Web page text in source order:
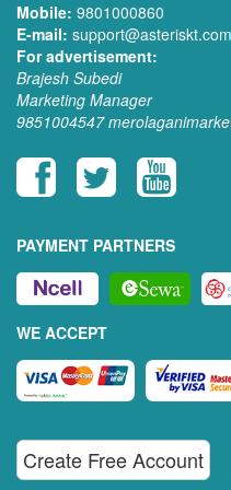
Mobile: 9801000860
E-mail: support@asteriskt.com
For advertisement:
Brajesh Subedi
Marketing Manager
9851004547
PAYMENT PARTNERS
WE ACCEPT
Create Free Account